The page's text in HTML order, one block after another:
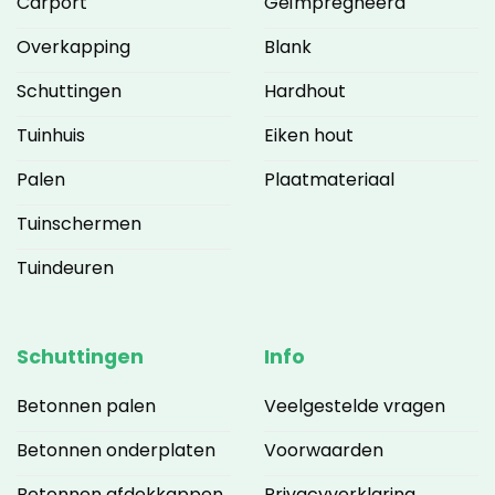
Overkapping
Schuttingen
Tuinhuis
Palen
Tuinschermen
Tuindeuren
Blank
Hardhout
Eiken hout
Plaatmateriaal
Schuttingen
Betonnen palen
Betonnen onderplaten
Info
Veelgestelde vragen
Voorwaarden